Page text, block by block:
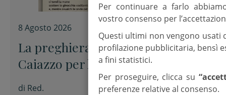
8 Agosto 2026
La preghiera dell’arcivescovo
Caiazzo per la XIX domenica del
Tempo ordinario
di Red.
Per continuare a farlo
vostro consenso per
Questi ultimi non vengono usati
profilazione pubblicitaria, bensì
a fini statistici.
Per proseguire, clicca su
preferenze relative al consenso.